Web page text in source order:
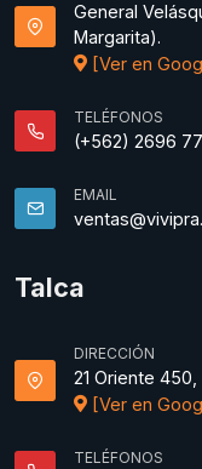
General
Margarita).
[Ver en
TELÉFONOS
(+562) 2696
EMAIL
Talca
DIRECCIÓN
21 Oriente 450,
[Ver en
TELÉFONOS